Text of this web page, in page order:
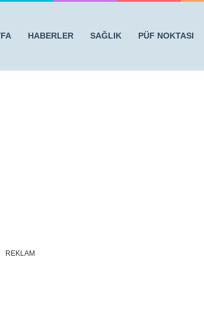
HABERLER SAĞLIK PÜF NOKTASI
REKLAM